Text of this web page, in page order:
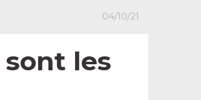
04/10/21
les